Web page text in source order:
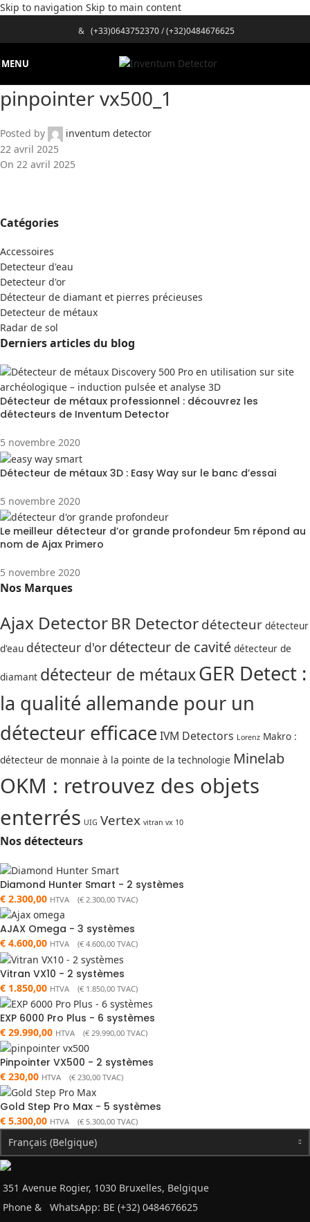
Skip to navigation Skip to main content
& (+33)0643752370/(+32)0484676625
MENU
pinpointer vx500_1
Posted by
inventum detector
22 avril 2025
On 22 avril 2025
Catégories
Accessoires
Detecteur d'eau
Detecteur d'or
Détecteur de diamant et pierres précieuses
Detecteur de métaux
Radar de sol
Derniers articles du blog
Détecteur de métaux professionnel : découvrez les
détecteurs de Inventum Detector
5 novembre 2020
Détecteur de métaux 3D : Easy Way sur le banc d’essai
5 novembre 2020
Le meilleur détecteur d’or grande profondeur 5m répond au
nom de Ajax Primero
5 novembre 2020
Nos Marques
Ajax DetectorBR Detectordétecteur détecteur
d'eau détecteur d'or détecteur de cavité détecteur de
diamant détecteur de métauxGER Detect :
la qualité allemande pour un
détecteur efficace IVM Detectors Lorenz Makro :
détecteur de monnaie à la pointe de la technologie Minelab
OKM : retrouvez des objets
enterrés UIG Vertex vitran vx 10
Nos détecteurs
Diamond Hunter Smart - 2 systèmes
€ 2.300,00 HTVA (€ 2.300,00 TVAC)
AJAX Omega - 3 systèmes
€ 4.600,00 HTVA (€ 4.600,00 TVAC)
Vitran VX10 - 2 systèmes
€ 1.850,00 HTVA (€ 1.850,00 TVAC)
EXP 6000 Pro Plus - 6 systèmes
€ 29.990,00 HTVA (€ 29.990,00 TVAC)
Pinpointer VX500 - 2 systèmes
€ 230,00 HTVA (€ 230,00 TVAC)
Gold Step Pro Max - 5 systèmes
€ 5.300,00 HTVA (€ 5.300,00 TVAC)
Français (Belgique)
351 Avenue Rogier, 1030 Bruxelles, Belgique
Phone &
WhatsApp: BE (+32) 0484676625